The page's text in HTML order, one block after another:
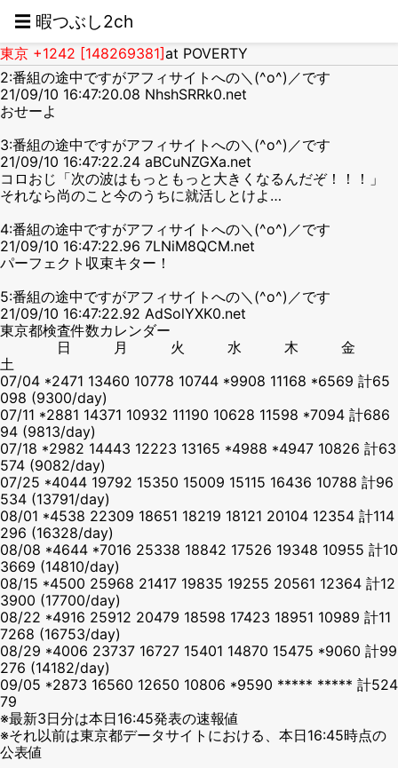
☰ 暇つぶし2ch
東京 +1242 [148269381]at POVERTY
2:番組の途中ですがアフィサイトへの＼(^o^)／です
21/09/10 16:47:20.08 NhshSRRk0.net
おせーよ
3:番組の途中ですがアフィサイトへの＼(^o^)／です
21/09/10 16:47:22.24 aBCuNZGXa.net
コロおじ「次の波はもっともっと大きくなるんだぞ！！！」
それなら尚のこと今のうちに就活しとけよ…
4:番組の途中ですがアフィサイトへの＼(^o^)／です
21/09/10 16:47:22.96 7LNiM8QCM.net
パーフェクト収束キター！
5:番組の途中ですがアフィサイトへの＼(^o^)／です
21/09/10 16:47:22.92 AdSolYXK0.net
東京都検査件数カレンダー
日 月 火 水 木 金
土
07/04 *2471 13460 10778 10744 *9908 11168 *6569 計65
098 (9300/day)
07/11 *2881 14371 10932 11190 10628 11598 *7094 計686
94 (9813/day)
07/18 *2982 14443 12223 13165 *4988 *4947 10826 計63
574 (9082/day)
07/25 *4044 19792 15350 15009 15115 16436 10788 計96
534 (13791/day)
08/01 *4538 22309 18651 18219 18121 20104 12354 計114
296 (16328/day)
08/08 *4644 *7016 25338 18842 17526 19348 10955 計10
3669 (14810/day)
08/15 *4500 25968 21417 19835 19255 20561 12364 計12
3900 (17700/day)
08/22 *4916 25912 20479 18598 17423 18951 10989 計11
7268 (16753/day)
08/29 *4006 23737 16727 15401 14870 15475 *9060 計99
276 (14182/day)
09/05 *2873 16560 12650 10806 *9590 ***** ***** 計524
79
※最新3日分は本日16:45発表の速報値
※それ以前は東京都データサイトにおける、本日16:45時点の
公表値